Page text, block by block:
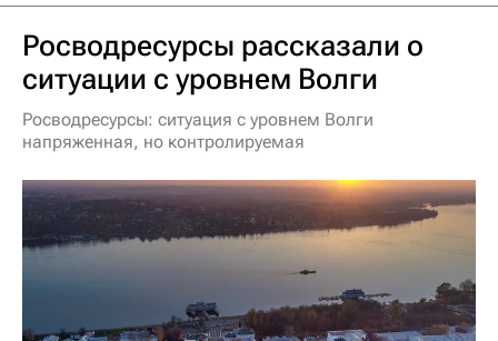
Росводресурсы рассказали о
ситуации с уровнем Волги
Росводресурсы: ситуация с уровнем Волги
напряженная, но контролируемая